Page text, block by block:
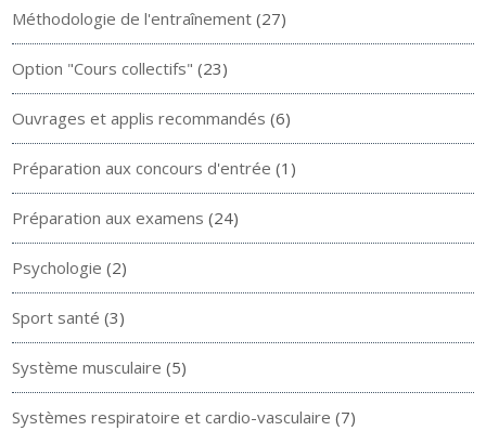
Méthodologie de l'entraînement (27)
Option "Cours collectifs" (23)
Ouvrages et applis recommandés (6)
Préparation aux concours d'entrée (1)
Préparation aux examens (24)
Psychologie (2)
Sport santé (3)
Système musculaire (5)
Systèmes respiratoire et cardio-vasculaire (7)